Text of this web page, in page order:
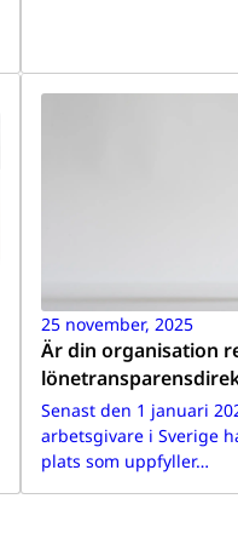
25 november, 2025
Är din organisation
Senast den 1 januari
arbetsgivare i Sverige
plats som uppfyller…